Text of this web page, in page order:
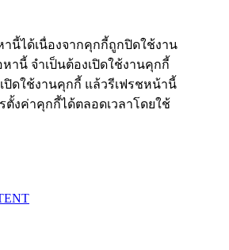
านี้ได้เนื่องจากคุกกี้ถูกปิดใช้งาน
านี้ จำเป็นต้องเปิดใช้งานคุกกี้
ปิดใช้งานคุกกี้ แล้วรีเฟรชหน้านี้
งค่าคุกกี้ได้ตลอดเวลาโดยใช้